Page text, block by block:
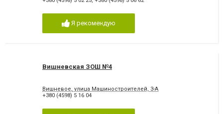
Я рекомендую
Вишневская ЗОШ №4
Вишневое, улица Машиностроителей, 3-А
+380 (4598) 5 16 04